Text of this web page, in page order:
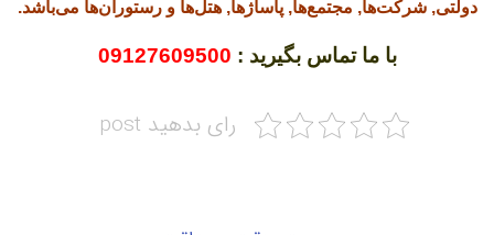
دولتی, شرکت‌ها, مجتمع‌ها, پاساژها, هتل‌ها و رستوران‌ها می‌باشد.
با ما تماس بگیرید : 09127609500
رای بدهید post